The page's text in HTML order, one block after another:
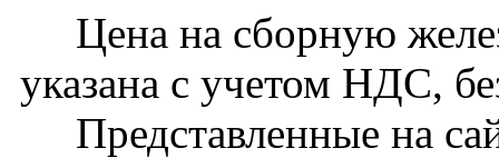
Цена на сборную
указана с учетом НДС,
Представленные на